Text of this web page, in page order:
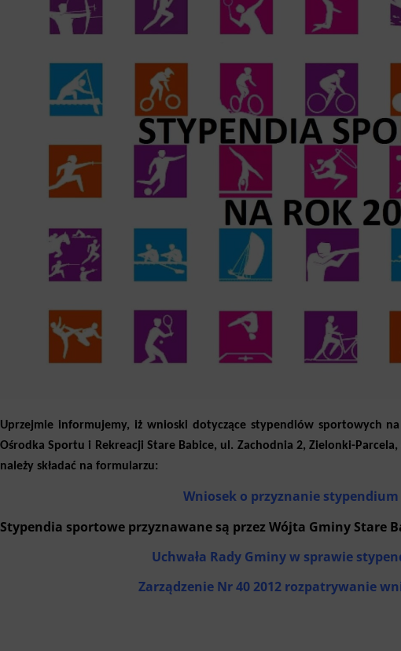
Uprzejmie informujemy, iż wnioski dotyczące stypendiów sportowych
Ośrodka Sportu i Rekreacji Stare Babice, ul. Zachodnia 2, Zielonki-
należy składać na formularzu:
Wniosek o przyznanie
Stypendia sportowe przyznawane są przez Wójta Gminy Stare
Uchwała Rady Gminy w sprawie
Zarządzenie Nr 40 2012 rozpatrywanie